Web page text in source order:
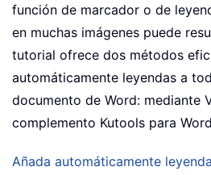
función de marcador o de
en muchas imágenes puede
tutorial ofrece dos métodos
automáticamente leyendas a
documento de Word: mediante
complemento Kutools para
Añada automáticamente